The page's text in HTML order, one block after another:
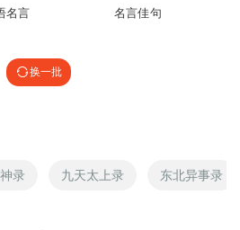
名言 名言佳句
换一批
录 九天太上录 东北异事录